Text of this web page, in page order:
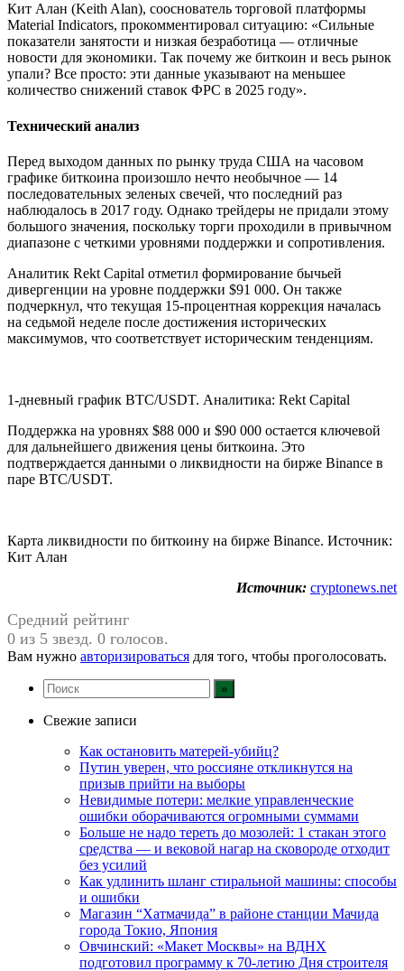
Кит Алан (Keith Alan), сооснователь торговой платформы
Material Indicators, прокомментировал ситуацию: «Сильные
показатели занятости и низкая безработица — отличные
новости для экономики. Так почему же биткоин и весь рынок
упали? Все просто: эти данные указывают на меньшее
количество снижений ставок ФРС в 2025 году».
Технический анализ
Перед выходом данных по рынку труда США на часовом
графике биткоина произошло нечто необычное — 14
последовательных зеленых свечей, что последний раз
наблюдалось в 2017 году. Однако трейдеры не придали этому
большого значения, поскольку торги проходили в привычном
диапазоне с четкими уровнями поддержки и сопротивления.
Аналитик Rekt Capital отметил формирование бычьей
дивергенции на уровне поддержки $91 000. Он также
подчеркнул, что текущая 15-процентная коррекция началась
на седьмой неделе после достижения исторических
максимумов, что соответствует историческим тенденциям.
1-дневный график BTC/USDT. Аналитика: Rekt Capital
Поддержка на уровнях $88 000 и $90 000 остается ключевой
для дальнейшего движения цены биткоина. Это
подтверждается данными о ликвидности на бирже Binance в
паре BTC/USDT.
Карта ликвидности по биткоину на бирже Binance. Источник:
Кит Алан
Источник: cryptonews.net
Средний рейтинг
0 из 5 звезд. 0 голосов.
Вам нужно авторизироваться для того, чтобы проголосовать.
Свежие записи
Как остановить матерей-убийц?
Путин уверен, что россияне откликнутся на
призыв прийти на выборы
Невидимые потери: мелкие управленческие
ошибки оборачиваются огромными суммами
Больше не надо тереть до мозолей: 1 стакан этого
средства — и вековой нагар на сковороде отходит
без усилий
Как удлинить шланг стиральной машины: способы
и ошибки
Магазин “Хатмачида” в районе станции Мачида
города Токио, Япония
Овчинский: «Макет Москвы» на ВДНХ
подготовил программу к 70-летию Дня строителя